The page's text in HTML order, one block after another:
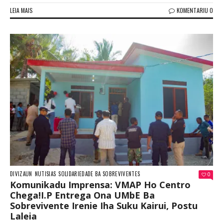
LEIA MAIS KOMENTARIU 0
DIVIZAUN NUTISIAS SOLIDARIEDADE BA SOBREVIVENTES 0
Komunikadu Imprensa: VMAP Ho Centro
Chega!I.P Entrega Ona UMbE Ba
Sobrevivente Irenie Iha Suku Kairui, Postu
Laleia